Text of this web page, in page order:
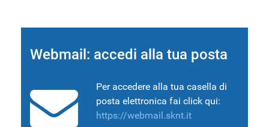
Webmail: accedi alla tua posta
Per accedere alla tua casella di
posta elettronica fai click qui:
https://webmail.sknt.it